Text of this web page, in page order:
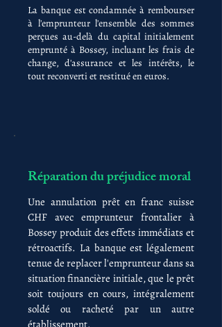
La banque est condamnée à rembourser
à l'emprunteur l'ensemble des sommes
perçues au-delà du capital initialement
emprunté à Bossey, incluant les frais de
change, d'assurance et les intérêts, le
tout reconverti et restitué en euros.
Réparation du préjudice moral
Une annulation prêt en franc suisse
CHF avec emprunteur frontalier à
Bossey produit des effets immédiats et
rétroactifs. La banque est légalement
tenue de replacer l'emprunteur dans sa
situation financière initiale, que le prêt
soit toujours en cours, intégralement
soldé ou racheté par un autre
établissement.